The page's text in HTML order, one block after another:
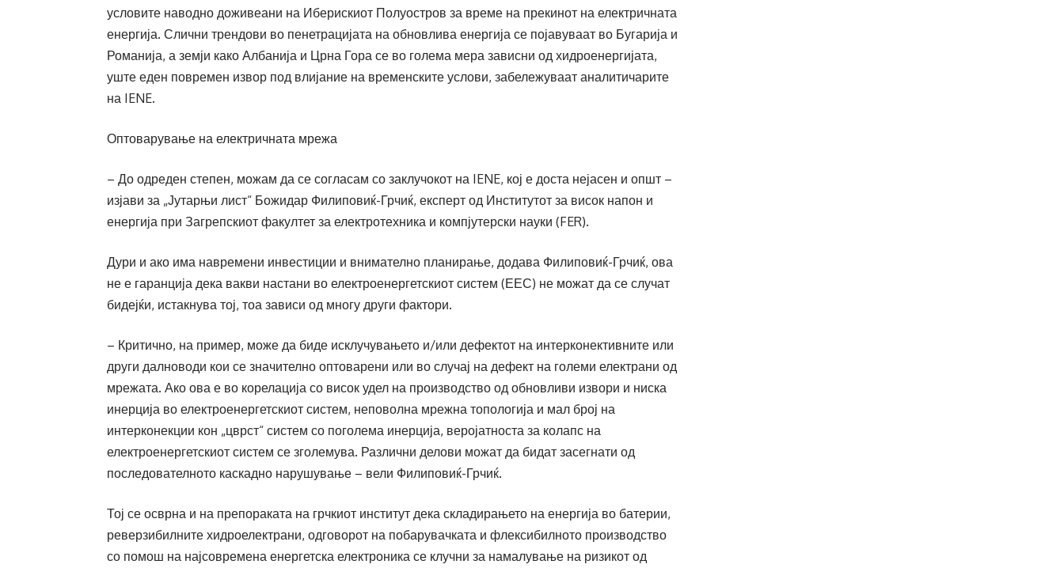
условите наводно доживеани на Иберискиот Полуостров за време на прекинот на електричната
енергија. Слични трендови во пенетрацијата на обновлива енергија се појавуваат во Бугарија и
Романија, а земји како Албанија и Црна Гора се во голема мера зависни од хидроенергијата,
уште еден повремен извор под влијание на временските услови, забележуваат аналитичарите
на IENE.
Оптоварување на електричната мрежа
– До одреден степен, можам да се согласам со заклучокот на IENE, кој е доста нејасен и општ –
изјави за „Јутарњи лист“ Божидар Филиповиќ-Грчиќ, експерт од Институтот за висок напон и
енергија при Загрепскиот факултет за електротехника и компјутерски науки (FER).
Дури и ако има навремени инвестиции и внимателно планирање, додава Филиповиќ-Грчиќ, ова
не е гаранција дека вакви настани во електроенергетскиот систем (ЕЕС) не можат да се случат
бидејќи, истакнува тој, тоа зависи од многу други фактори.
– Критично, на пример, може да биде исклучувањето и/или дефектот на интерконективните или
други далноводи кои се значително оптоварени или во случај на дефект на големи електрани од
мрежата. Ако ова е во корелација со висок удел на производство од обновливи извори и ниска
инерција во електроенергетскиот систем, неповолна мрежна топологија и мал број на
интерконекции кон „цврст“ систем со поголема инерција, веројатноста за колапс на
електроенергетскиот систем се зголемува. Различни делови можат да бидат засегнати од
последователното каскадно нарушување – вели Филиповиќ-Грчиќ.
Тој се осврна и на препораката на грчкиот институт дека складирањето на енергија во батерии,
реверзибилните хидроелектрани, одговорот на побарувачката и флексибилното производство
со помош на најсовремена енергетска електроника се клучни за намалување на ризикот од